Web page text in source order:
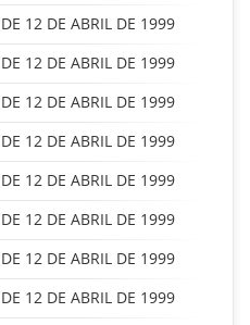
12 DE ABRIL DE 1999
12 DE ABRIL DE 1999
12 DE ABRIL DE 1999
12 DE ABRIL DE 1999
12 DE ABRIL DE 1999
12 DE ABRIL DE 1999
12 DE ABRIL DE 1999
12 DE ABRIL DE 1999